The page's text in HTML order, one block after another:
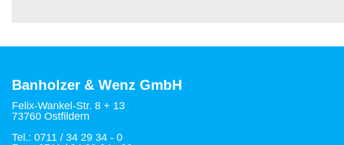
Banholzer & Wenz GmbH
Felix-Wankel-Str. 8 + 13
73760 Ostfildern
Tel.: 0711 / 34 29 34 - 0